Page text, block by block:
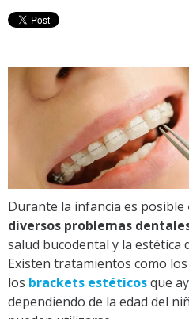
Durante la infancia es posible
diversos problemas
salud bucodental y la estética
Existen tratamientos como los
los brackets estéticosque
dependiendo de la edad del